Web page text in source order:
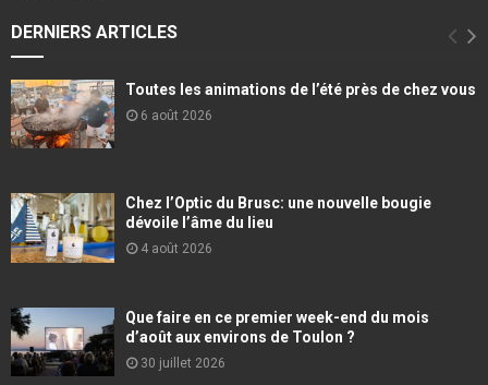
DERNIERS ARTICLES
Toutes les animations de l’été près de chez vous
6 août 2026
Chez l’Optic du Brusc: une nouvelle bougie
dévoile l’âme du lieu
4 août 2026
Que faire en ce premier week-end du mois
d’août aux environs de Toulon ?
30 juillet 2026